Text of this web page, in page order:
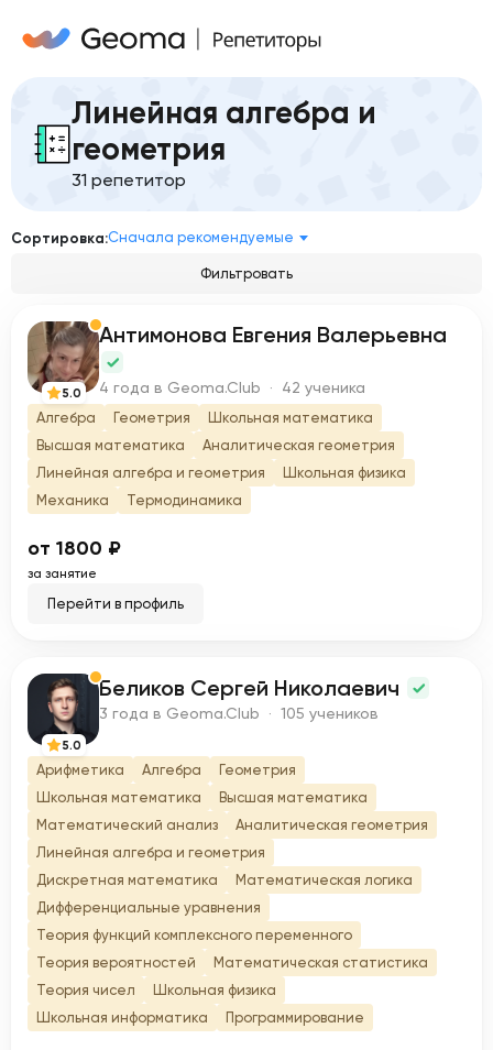
Линейная алгебра и
геометрия
31 репетитор
Сортировка:Сначала рекомендуемые
Фильтровать
А
5.0
Антимонова Евгения Валерьевна
4 года в Geoma.Club · 42 ученика
Алгебра Геометрия
Школьная математика
Высшая математика
Аналитическая геометрия
Линейная алгебра и геометрия
Школьная физика
Механика
Термодинамика
от 1800 ₽
за занятие
Перейти в профиль
Б
5.0
Беликов Сергей Николаевич
3 года в Geoma.Club · 105 учеников
Арифметика Алгебра
Геометрия
Школьная математика
Высшая математика
Математический анализ
Аналитическая геометрия
Линейная алгебра и геометрия
Дискретная математика
Математическая логика
Дифференциальные уравнения
Теория функций комплексного переменного
Теория вероятностей
Математическая статистика
Теория чисел
Школьная физика
Школьная информатика
Программирование